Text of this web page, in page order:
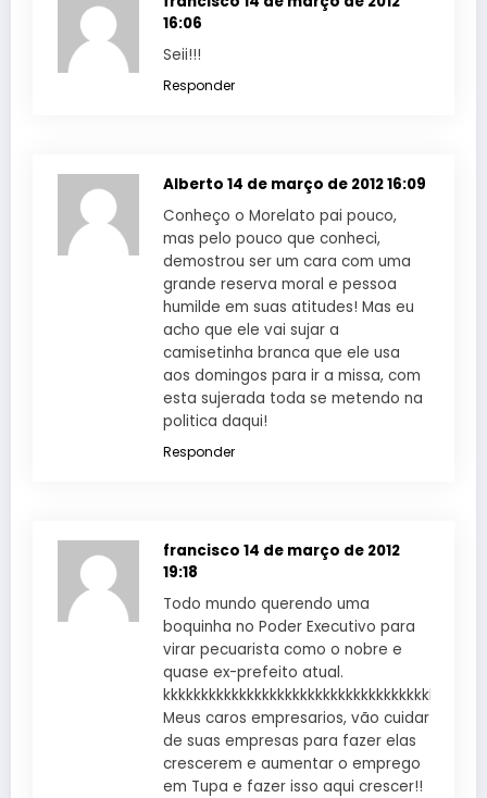
16:06
Seii!!!
Responder
Alberto 14 de março de 2012 16:09
Conheço o Morelato pai pouco,
mas pelo pouco que conheci,
demostrou ser um cara com uma
grande reserva moral e pessoa
humilde em suas atitudes! Mas eu
acho que ele vai sujar a
camisetinha branca que ele usa
aos domingos para ir a missa, com
esta sujerada toda se metendo na
politica daqui!
Responder
francisco 14 de março de 2012
19:18
Todo mundo querendo uma
boquinha no Poder Executivo para
virar pecuarista como o nobre e
quase ex-prefeito atual.
kkkkkkkkkkkkkkkkkkkkkkkkkkkkkkkkkkkkkk
Meus caros empresarios, vão cuidar
de suas empresas para fazer elas
crescerem e aumentar o emprego
em Tupa e fazer isso aqui crescer!!